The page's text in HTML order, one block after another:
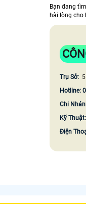
Bạn đang
hài lòng cho
Trụ Sở:
Hotline:
Chi
Kỹ Thuật:
Điện